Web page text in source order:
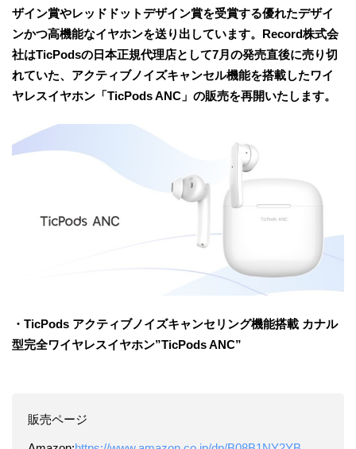
ザイン賞やレッドドットデザイン賞を受賞する優れたデザイ
ンかつ高機能なイヤホンを送り出しています。Record株式会
社はTicPodsの日本正規代理店として7月の発売直後に売り切
れていた、アクティブノイズキャンセル機能を搭載したワイ
ヤレスイヤホン「TicPods ANC」の販売を再開いたします。
・TicPods アクティブノイズキャンセリング機能搭載 カナル
型完全ワイヤレスイヤホン”TicPods ANC”
販売ページ